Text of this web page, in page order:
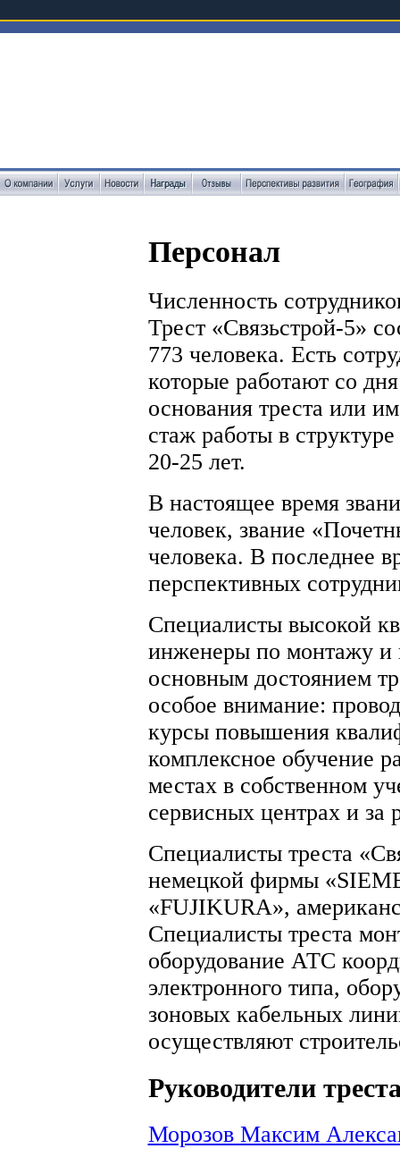
Персонал
Численность
Трест «Связьстрой-5»
773 человека. Есть
которые работают со дня
основания треста или
стаж работы в структуре
20-25 лет.
В настоящее время
человек, звание
человека. В последнее
перспективных
Специалисты высокой
инженеры по монтажу
основным достоянием
особое внимание:
курсы повышения
комплексное обучение
местах в собственном
сервисных центрах и за
Специалисты треста
немецкой фирмы
«FUJIKURA»,
Специалисты треста
оборудование АТС
электронного типа,
зоновых кабельных
осуществляют
Руководители
Морозов Максим